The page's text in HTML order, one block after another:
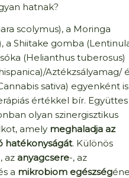
hatnak?
scolymus), a Moringa
a Shiitake gomba
(Helianthus tuberosus)
Aztékzsályamag/
sativa) egyenként is
értékkel bír. Együttes
olyan szinergisztikus
amely meghaladja az
hatékonyságát. Különös
az anyagcsere-, az
a mikrobiom egészség